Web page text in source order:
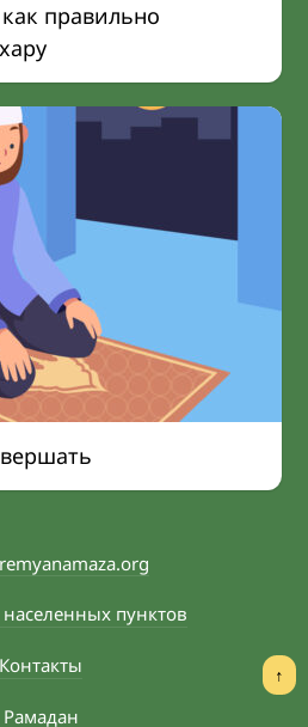
правильно
населенных пунктов
Контакты
Рамадан
↑